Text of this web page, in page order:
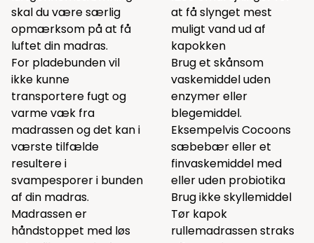
skal du være særlig
opmærksom på at få
luftet din madras.
For pladebunden vil
ikke kunne
transportere fugt og
varme væk fra
madrassen og det kan i
værste tilfælde
resultere i
svampesporer i bunden
af din madras.
Madrassen er
håndstoppet med løs
at få slynget mest
muligt vand ud af
kapokken
Brug et skånsom
vaskemiddel uden
enzymer eller
blegemiddel.
Eksempelvis Cocoons
sæbebæreller et
finvaskemiddel med
eller uden probiotika
Brug ikke skyllemiddel
Tør kapok
rullemadrassen straks